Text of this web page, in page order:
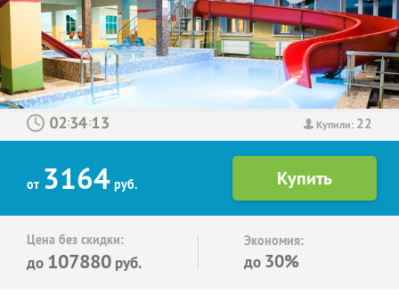
Купили: 22
: :
от 3164 руб.
Цена без скидки:
до 107880 руб.
Экономия:
до 30%